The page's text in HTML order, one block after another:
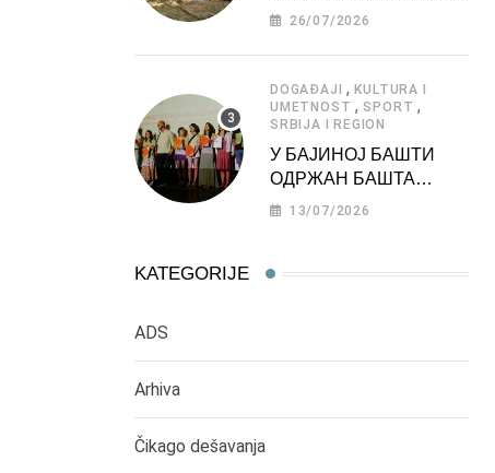
ЗАДУЖБИНЕ
26/07/2026
DOGAĐAJI ,KULTURA I
UMETNOST , SPORT ,
SRBIJA I REGION
У БАЈИНОЈ БАШТИ
ОДРЖАН БАШТА
ФЕСТ 2026
13/07/2026
KATEGORIJE
ADS
Arhiva
Čikago dešavanja